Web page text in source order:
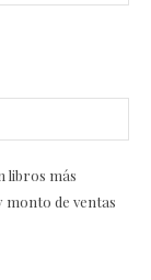
libros más
monto de ventas